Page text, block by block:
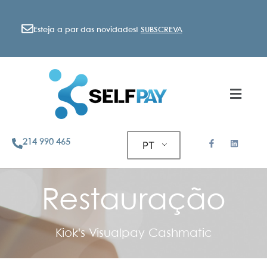
Esteja a par das novidades! SUBSCREVA
214 990 465 PT
Restauração
Kiok's Visualpay Cashmatic